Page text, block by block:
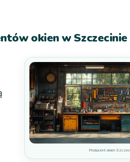
okien w Szczecinie
Producent okien